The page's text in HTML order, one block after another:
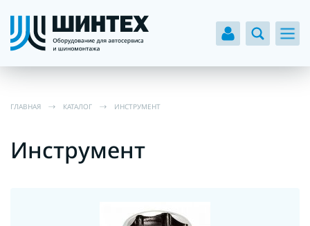
ГЛАВНАЯ КАТАЛОГ ИНСТРУМЕНТ
Инструмент